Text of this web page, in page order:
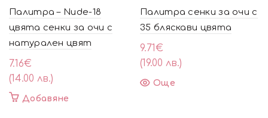
Палитра – Nude-18
цвята сенки за очи с
натурален цвят
7.16€
(14.00 лв.)
Добавяне
Палитра сенки за очи с
35 бляскави цвята
9.71 €
(19.00 лв.)
Още